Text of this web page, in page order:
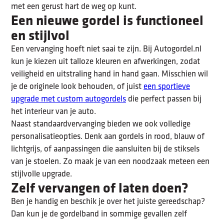
met een gerust hart de weg op kunt.
Een nieuwe gordel is functioneel
en stijlvol
Een vervanging hoeft niet saai te zijn. Bij Autogordel.nl
kun je kiezen uit talloze kleuren en afwerkingen, zodat
veiligheid en uitstraling hand in hand gaan. Misschien wil
je de originele look behouden, of juist een sportieve
upgrade met custom autogordels die perfect passen bij
het interieur van je auto.
Naast standaardvervanging bieden we ook volledige
personalisatieopties. Denk aan gordels in rood, blauw of
lichtgrijs, of aanpassingen die aansluiten bij de stiksels
van je stoelen. Zo maak je van een noodzaak meteen een
stijlvolle upgrade.
Zelf vervangen of laten doen?
Ben je handig en beschik je over het juiste gereedschap?
Dan kun je de gordelband in sommige gevallen zelf